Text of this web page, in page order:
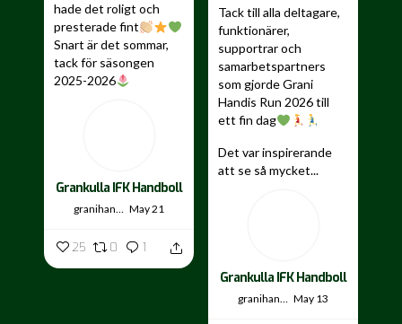
hade det roligt och
presterade fint
Snart är det sommar,
tack för säsongen
2025-2026
Grankulla IFK Handboll
granihandis May 21
25 0 1
Tack till alla deltagare,
funktionärer,
supportrar och
samarbetspartners
som gjorde Grani
Handis Run 2026 till
ett fin dag
Det var inspirerande
att se så mycket...
Grankulla IFK Handboll
granihandis May 13